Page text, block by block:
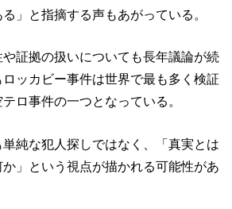
」と指摘する声もあがっている。
証拠の扱いについても長年議論が続
ッカビー事件は世界で最も多く検証
ロ事件の一つとなっている。
純な犯人探しではなく、「真実とは
」という視点が描かれる可能性があ